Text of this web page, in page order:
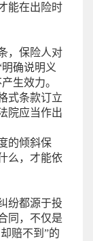
能在出险时
，保险人对
确说明义
生效力。
式条款订立
院应当作出
的倾斜保
么，才能依
纷都源于投
同，不仅是
赔不到”的